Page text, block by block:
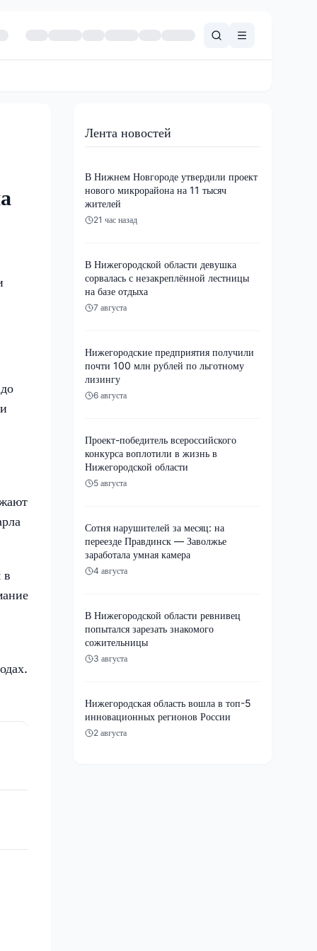
в
Лента новостей
В Нижнем Новгороде утвердили проект
нового микрорайона на 11 тысяч
жителей
21 час назад
В Нижегородской области девушка
сорвалась с незакреплённой лестницы
на базе отдыха
7 августа
Нижегородские предприятия получили
почти 100 млн рублей по льготному
лизингу
6 августа
Проект-победитель всероссийского
конкурса воплотили в жизнь в
Нижегородской области
5 августа
Сотня нарушителей за месяц: на
переезде Правдинск — Заволжье
заработала умная камера
4 августа
В Нижегородской области ревнивец
попытался зарезать знакомого
сожительницы
3 августа
Нижегородская область вошла в топ-5
инновационных регионов России
2 августа